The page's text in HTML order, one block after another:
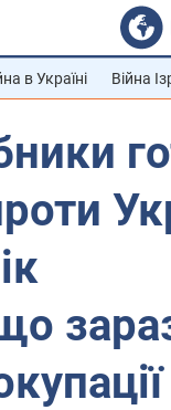
в Україні Війна